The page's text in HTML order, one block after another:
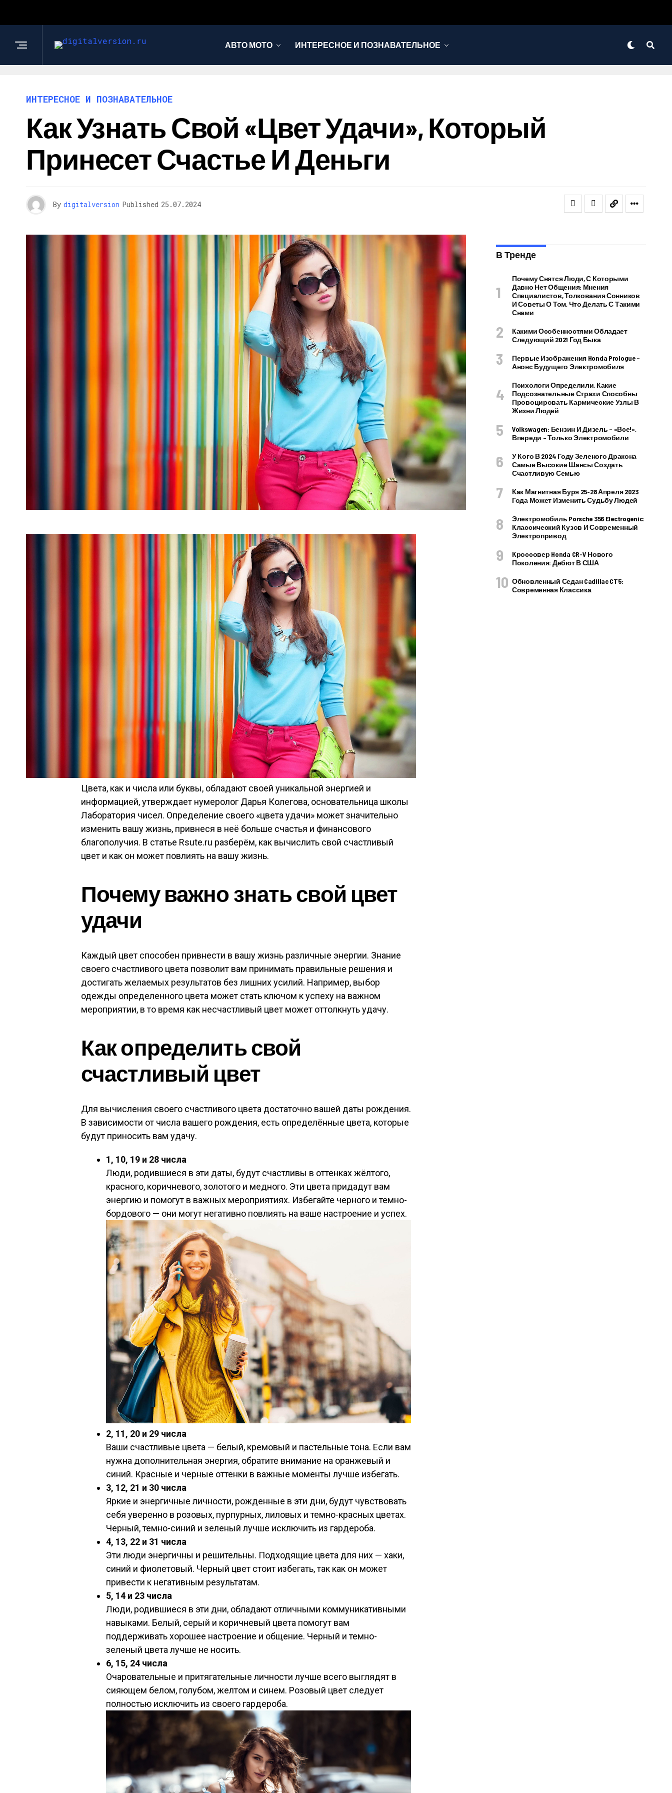
АВТО МОТО ИНТЕРЕСНОЕ И ПОЗНАВАТЕЛЬНОЕ
ИНТЕРЕСНОЕ И ПОЗНАВАТЕЛЬНОЕ
Как Узнать Свой «цвет Удачи», Который
Принесет Счастье И Деньги
By digitalversion Published 25.07.2024
Цвета, как и числа или буквы, обладают своей уникальной энергией и
информацией, утверждает нумеролог Дарья Колегова, основательница школы
Лаборатория чисел. Определение своего «цвета удачи» может значительно
изменить вашу жизнь, привнеся в неё больше счастья и финансового
благополучия. В статье Rsute.ru разберём, как вычислить свой счастливый
цвет и как он может повлиять на вашу жизнь.
Почему важно знать свой цвет
удачи
Каждый цвет способен привнести в вашу жизнь различные энергии. Знание
своего счастливого цвета позволит вам принимать правильные решения и
достигать желаемых результатов без лишних усилий. Например, выбор
одежды определенного цвета может стать ключом к успеху на важном
мероприятии, в то время как несчастливый цвет может оттолкнуть удачу.
Как определить свой
счастливый цвет
Для вычисления своего счастливого цвета достаточно вашей даты рождения.
В зависимости от числа вашего рождения, есть определённые цвета, которые
будут приносить вам удачу.
1, 10, 19 и 28 числа
Люди, родившиеся в эти даты, будут счастливы в оттенках жёлтого,
красного, коричневого, золотого и медного. Эти цвета придадут вам
энергию и помогут в важных мероприятиях. Избегайте черного и темно-
бордового — они могут негативно повлиять на ваше настроение и успех.
2, 11, 20 и 29 числа
Ваши счастливые цвета — белый, кремовый и пастельные тона. Если вам
нужна дополнительная энергия, обратите внимание на оранжевый и
синий. Красные и черные оттенки в важные моменты лучше избегать.
3, 12, 21 и 30 числа
Яркие и энергичные личности, рожденные в эти дни, будут чувствовать
себя уверенно в розовых, пурпурных, лиловых и темно-красных цветах.
Черный, темно-синий и зеленый лучше исключить из гардероба.
4, 13, 22 и 31 числа
Эти люди энергичны и решительны. Подходящие цвета для них — хаки,
синий и фиолетовый. Черный цвет стоит избегать, так как он может
привести к негативным результатам.
5, 14 и 23 числа
Люди, родившиеся в эти дни, обладают отличными коммуникативными
навыками. Белый, серый и коричневый цвета помогут вам
поддерживать хорошее настроение и общение. Черный и темно-
зеленый цвета лучше не носить.
6, 15, 24 числа
Очаровательные и притягательные личности лучше всего выглядят в
сияющем белом, голубом, желтом и синем. Розовый цвет следует
полностью исключить из своего гардероба.
В Тренде
Почему Снятся Люди, С Которыми
Давно Нет Общения: Мнения
Специалистов, Толкования Сонников
И Советы О Том, Что Делать С Такими
Снами
Какими Особенностями Обладает
Следующий 2021 Год Быка
Первые Изображения Honda Prologue –
Анонс Будущего Электромобиля
Психологи Определили, Какие
Подсознательные Страхи Способны
Провоцировать Кармические Узлы В
Жизни Людей
Volkswagen: Бензин И Дизель – «все!»,
Впереди – Только Электромобили
У Кого В 2024 Году Зеленого Дракона
Самые Высокие Шансы Создать
Счастливую Семью
Как Магнитная Буря 25-28 Апреля 2023
Года Может Изменить Судьбу Людей
Электромобиль Porsche 356 Electrogenic:
Классический Кузов И Современный
Электропривод
Кроссовер Honda CR-V Нового
Поколения: Дебют В США
Обновленный Седан Cadillac CT5:
Современная Классика